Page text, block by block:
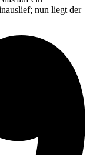
nun liegt der